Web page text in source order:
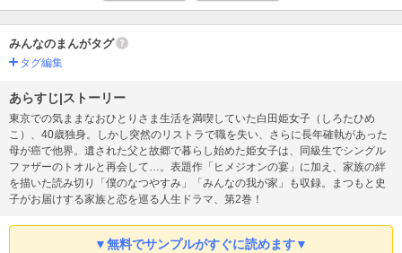
みんなのまんがタグ
タグ編集
あらすじ|ストーリー
東京での気ままなおひとりさま生活を満喫していた白田姫女子（しろたひめ
こ）、40歳独身。しかし突然のリストラで職を失い、さらに長年確執があった
母が癌で他界。遺された父と故郷で暮らし始めた姫女子は、同級生でシングル
ファザーのトオルと再会して…。表題作「ヒメジオンの宴」に加え、家族の絆
を描いた読み切り「僕のなつやすみ」「みんなの我が家」も収録。まつもと史
子がお届けする家族と恋を巡る人生ドラマ、第2巻！
▼無料でサンプルがすぐに読めます▼